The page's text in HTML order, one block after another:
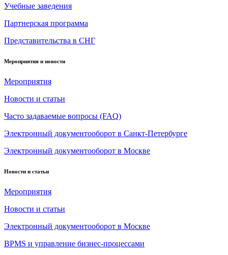
Учебные заведения
Партнерская программа
Представительства в СНГ
Мероприятия и новости
Мероприятия
Новости и статьи
Часто задаваемые вопросы (FAQ)
Электронный документооборот в Санкт-Петербурге
Электронный документооборот в Москве
Новости и статьи
Мероприятия
Новости и статьи
Электронный документооборот в Москве
BPMS и управление бизнес-процессами